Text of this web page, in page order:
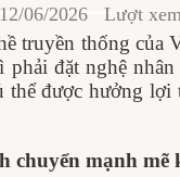
06/2026 Lượt
truyền thống của
phải đặt nghệ
thể được hưởng
chuyển mạnh